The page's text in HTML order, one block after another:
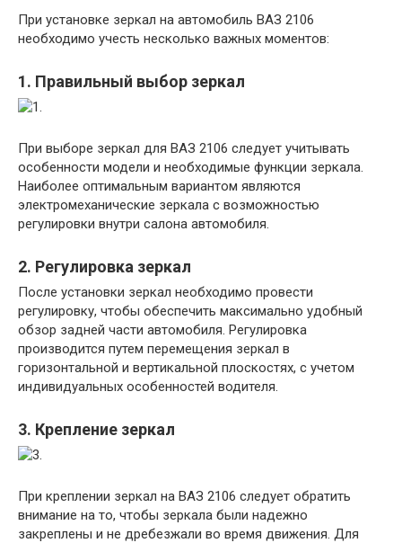
При установке зеркал на автомобиль ВАЗ 2106
необходимо учесть несколько важных моментов:
1. Правильный выбор зеркал
При выборе зеркал для ВАЗ 2106 следует учитывать
особенности модели и необходимые функции зеркала.
Наиболее оптимальным вариантом являются
электромеханические зеркала с возможностью
регулировки внутри салона автомобиля.
2. Регулировка зеркал
После установки зеркал необходимо провести
регулировку, чтобы обеспечить максимально удобный
обзор задней части автомобиля. Регулировка
производится путем перемещения зеркал в
горизонтальной и вертикальной плоскостях, с учетом
индивидуальных особенностей водителя.
3. Крепление зеркал
При креплении зеркал на ВАЗ 2106 следует обратить
внимание на то, чтобы зеркала были надежно
закреплены и не дребезжали во время движения. Для